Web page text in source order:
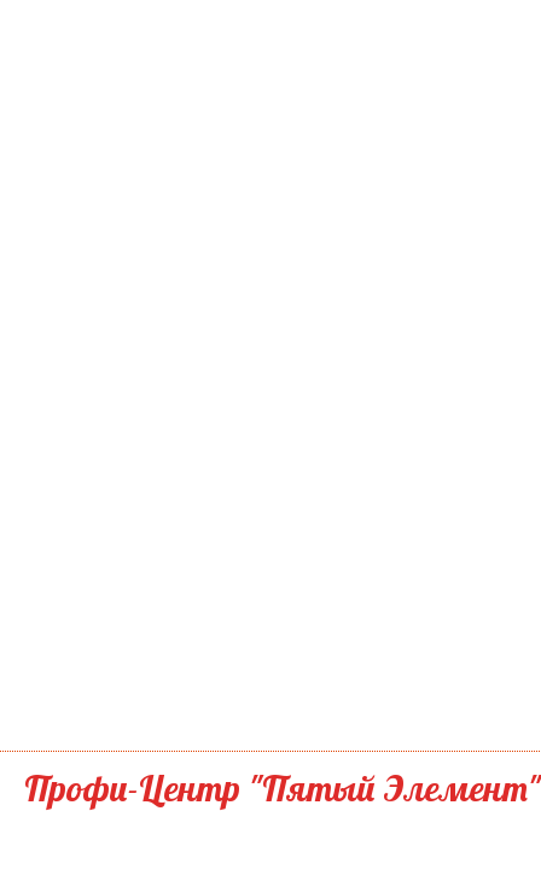
Профи-Центр "Пятый Элемент"